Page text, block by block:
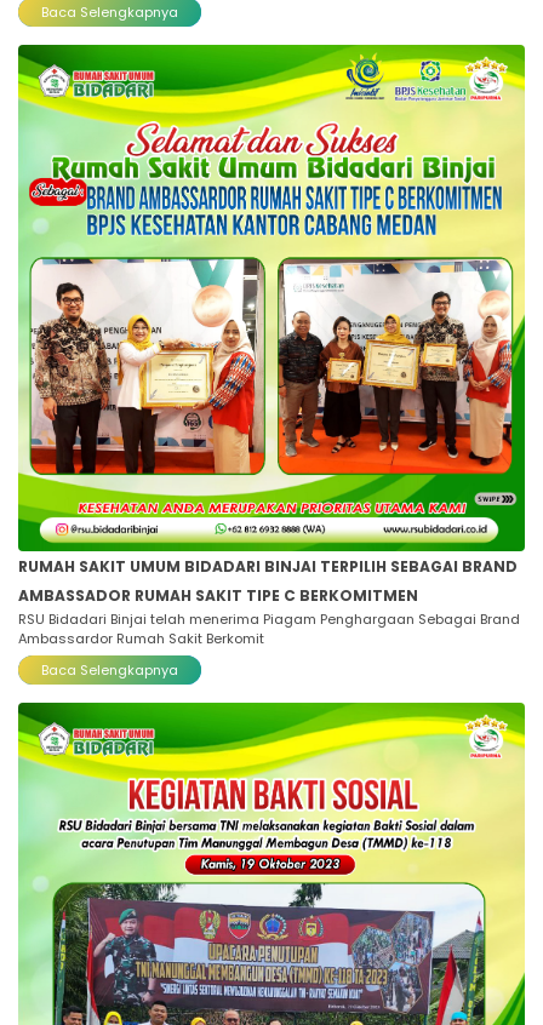
Baca Selengkapnya
RUMAH SAKIT UMUM BIDADARI BINJAI TERPILIH SEBAGAI BRAND
AMBASSADOR RUMAH SAKIT TIPE C BERKOMITMEN
RSU Bidadari Binjai telah menerima Piagam Penghargaan Sebagai Brand
Ambassardor Rumah Sakit Berkomit
Baca Selengkapnya